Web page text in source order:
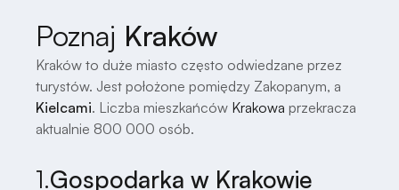
Poznaj Kraków
Kraków to duże miasto często odwiedzane przez
turystów. Jest położone pomiędzy Zakopanym, a
Kielcami. Liczba mieszkańców Krakowa przekracza
aktualnie 800 000 osób.
1.Gospodarka w Krakowie